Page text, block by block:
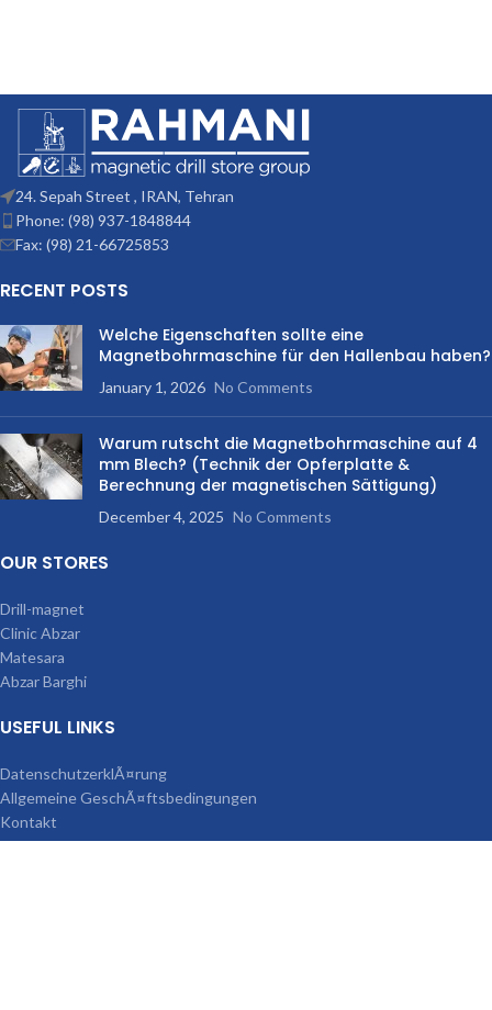
24. Sepah Street , IRAN, Tehran
Phone: (98) 937-1848844
Fax: (98) 21-66725853
RECENT POSTS
Welche Eigenschaften sollte eine
Magnetbohrmaschine für den Hallenbau haben?
January 1, 2026 No Comments
Warum rutscht die Magnetbohrmaschine auf 4
mm Blech? (Technik der Opferplatte &
Berechnung der magnetischen Sättigung)
December 4, 2025 No Comments
OUR STORES
Drill-magnet
Clinic Abzar
Matesara
Abzar Barghi
USEFUL LINKS
DatenschutzerklÃ¤rung
Allgemeine GeschÃ¤ftsbedingungen
Kontakt
Aktuelle Nachrichten